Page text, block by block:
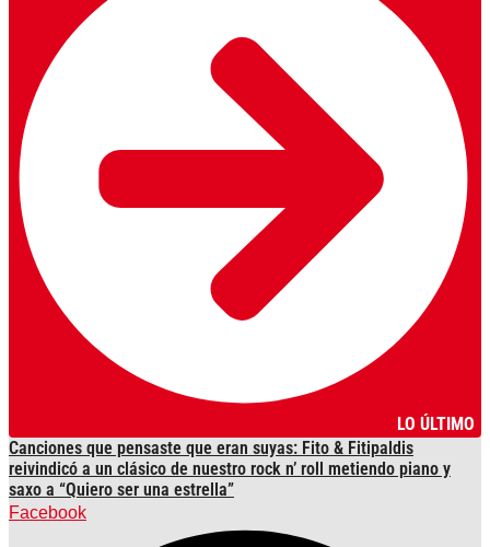
LO ÚLTIMO
Canciones que pensaste que eran suyas: Fito & Fitipaldis
reivindicó a un clásico de nuestro rock n’ roll metiendo piano y
saxo a “Quiero ser una estrella”
Facebook